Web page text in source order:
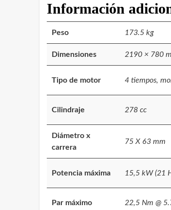
Información
Peso 173.5 kg
Dimensiones 2190 × 780
Tipo de motor 4 tiempos,
Cilindraje 278 cc
Diámetro x
carrera
75 X 63 mm
Potencia máxima 15,5 kW (21
Par máximo 22,5 Nm @